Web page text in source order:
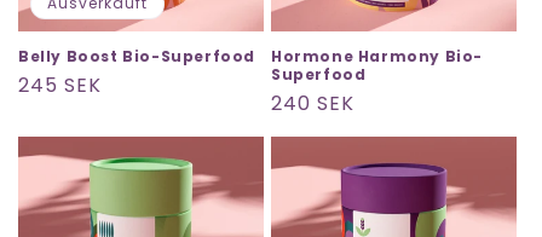
Belly Boost Bio-Superfood
Normaler
245 SEK
Hormone Harmony Bio-
Superfood
Normaler
Preis
240 SEK